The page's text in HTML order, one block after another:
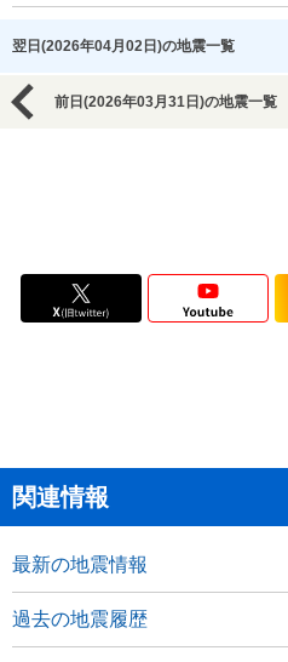
翌日(2026年04月02日)の地震一覧
前日(2026年03月31日)の地震一覧
関連情報
最新の地震情報
過去の地震履歴